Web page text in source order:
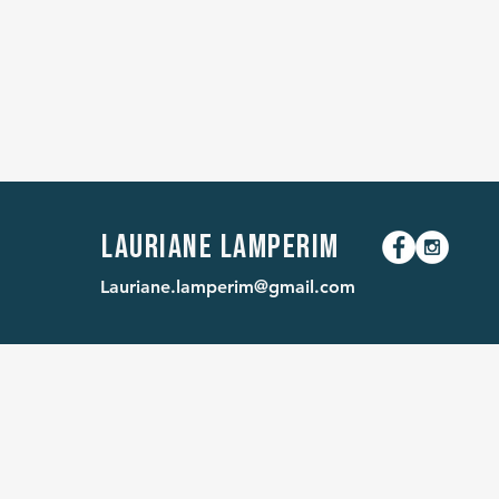
Lauriane Lamperim
Lauriane.lamperim@gmail.com